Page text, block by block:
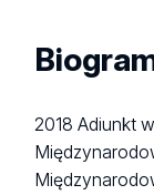
2018 Adiunkt